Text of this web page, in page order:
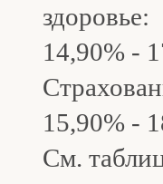
здоровье:
14,90% -
15,90% -
См.